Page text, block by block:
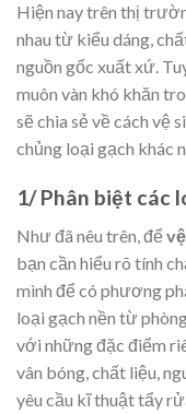
Hiện nay trên thị
nhau từ kiểu dáng,
nguồn gốc xuất xứ.
muôn vàn khó khăn
sẽ chia sẻ về cách vệ
chủng loại gạch khác
1/ Phân biệt các
Như đã nêu trên, để
bạn cần hiểu rõ tính
mình để có phương
loại gạch nền từ
với những đặc điểm
vân bóng, chất liệu,
yêu cầu kĩ thuật tẩy